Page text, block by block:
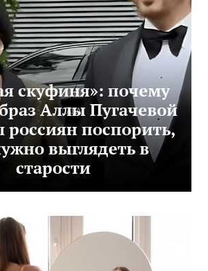
скуфиня»: почему
Аллы Пугачевой
россиян поспорить,
выглядеть в
старости